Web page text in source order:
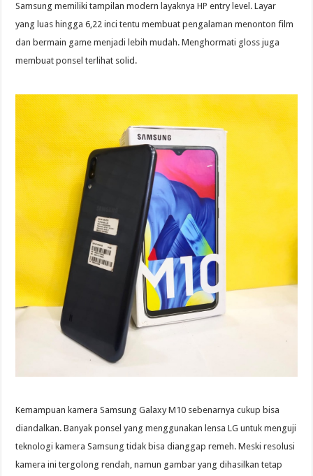
Samsung memiliki tampilan modern layaknya HP entry level. Layar
yang luas hingga 6,22 inci tentu membuat pengalaman menonton film
dan bermain game menjadi lebih mudah. Menghormati gloss juga
membuat ponsel terlihat solid.
Kemampuan kamera Samsung Galaxy M10 sebenarnya cukup bisa
diandalkan. Banyak ponsel yang menggunakan lensa LG untuk menguji
teknologi kamera Samsung tidak bisa dianggap remeh. Meski resolusi
kamera ini tergolong rendah, namun gambar yang dihasilkan tetap